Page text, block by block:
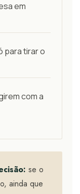
em
para tirar o
com a
se o
ainda que